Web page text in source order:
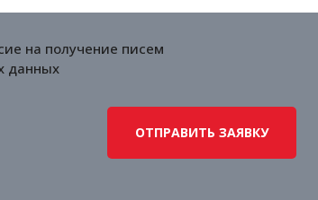
на получение писем
данных